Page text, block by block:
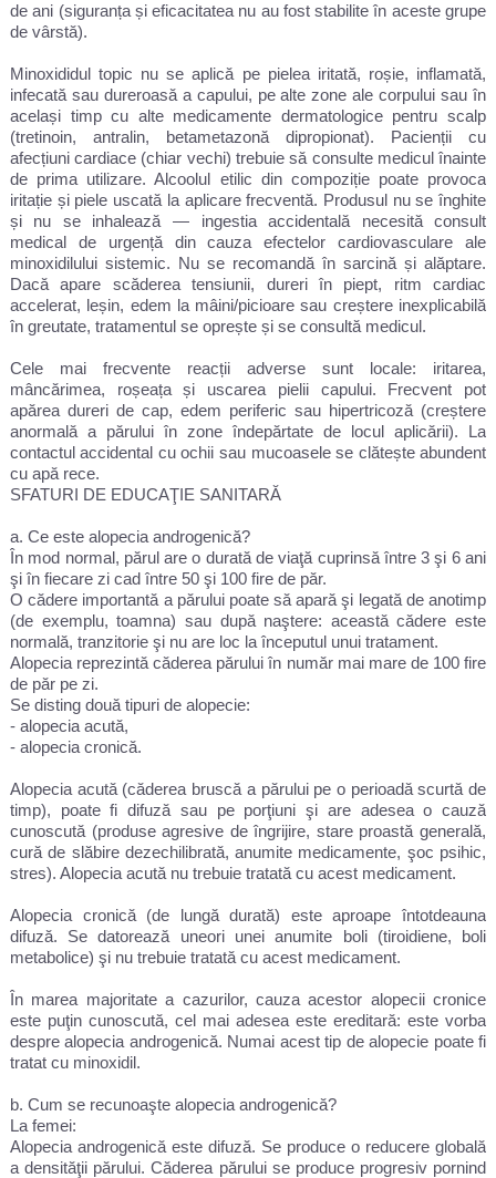
de ani (siguranța și eficacitatea nu au fost stabilite în aceste grupe
de vârstă).
Minoxididul topic nu se aplică pe pielea iritată, roșie, inflamată,
infecată sau dureroasă a capului, pe alte zone ale corpului sau în
același timp cu alte medicamente dermatologice pentru scalp
(tretinoin, antralin, betametazonă dipropionat). Pacienții cu
afecțiuni cardiace (chiar vechi) trebuie să consulte medicul înainte
de prima utilizare. Alcoolul etilic din compoziție poate provoca
iritație și piele uscată la aplicare frecventă. Produsul nu se înghite
și nu se inhalează — ingestia accidentală necesită consult
medical de urgență din cauza efectelor cardiovasculare ale
minoxidilului sistemic. Nu se recomandă în sarcină și alăptare.
Dacă apare scăderea tensiunii, dureri în piept, ritm cardiac
accelerat, leșin, edem la mâini/picioare sau creștere inexplicabilă
în greutate, tratamentul se oprește și se consultă medicul.
Cele mai frecvente reacții adverse sunt locale: iritarea,
mâncărimea, roșeața și uscarea pielii capului. Frecvent pot
apărea dureri de cap, edem periferic sau hipertricoză (creștere
anormală a părului în zone îndepărtate de locul aplicării). La
contactul accidental cu ochii sau mucoasele se clătește abundent
cu apă rece.
SFATURI DE EDUCAŢIE SANITARĂ
a. Ce este alopecia androgenică?
În mod normal, părul are o durată de viaţă cuprinsă între 3 şi 6 ani
şi în fiecare zi cad între 50 şi 100 fire de păr.
O cădere importantă a părului poate să apară şi legată de anotimp
(de exemplu, toamna) sau după naştere: această cădere este
normală, tranzitorie şi nu are loc la începutul unui tratament.
Alopecia reprezintă căderea părului în număr mai mare de 100 fire
de păr pe zi.
Se disting două tipuri de alopecie:
- alopecia acută,
- alopecia cronică.
Alopecia acută (căderea bruscă a părului pe o perioadă scurtă de
timp), poate fi difuză sau pe porţiuni şi are adesea o cauză
cunoscută (produse agresive de îngrijire, stare proastă generală,
cură de slăbire dezechilibrată, anumite medicamente, şoc psihic,
stres). Alopecia acută nu trebuie tratată cu acest medicament.
Alopecia cronică (de lungă durată) este aproape întotdeauna
difuză. Se datorează uneori unei anumite boli (tiroidiene, boli
metabolice) şi nu trebuie tratată cu acest medicament.
În marea majoritate a cazurilor, cauza acestor alopecii cronice
este puţin cunoscută, cel mai adesea este ereditară: este vorba
despre alopecia androgenică. Numai acest tip de alopecie poate fi
tratat cu minoxidil.
b. Cum se recunoaşte alopecia androgenică?
La femei:
Alopecia androgenică este difuză. Se produce o reducere globală
a densităţii părului. Căderea părului se produce progresiv pornind